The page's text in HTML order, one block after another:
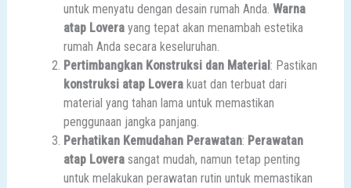
untuk menyatu dengan desain rumah Anda. Warna
atap Loverayang tepat akan menambah estetika
rumah Anda secara keseluruhan.
Pertimbangkan Konstruksi dan Material: Pastikan
konstruksi atap Loverakuat dan terbuat dari
material yang tahan lama untuk memastikan
penggunaan jangka panjang.
Perhatikan Kemudahan Perawatan: Perawatan
atap Loverasangat mudah, namun tetap penting
untuk melakukan perawatan rutin untuk memastikan